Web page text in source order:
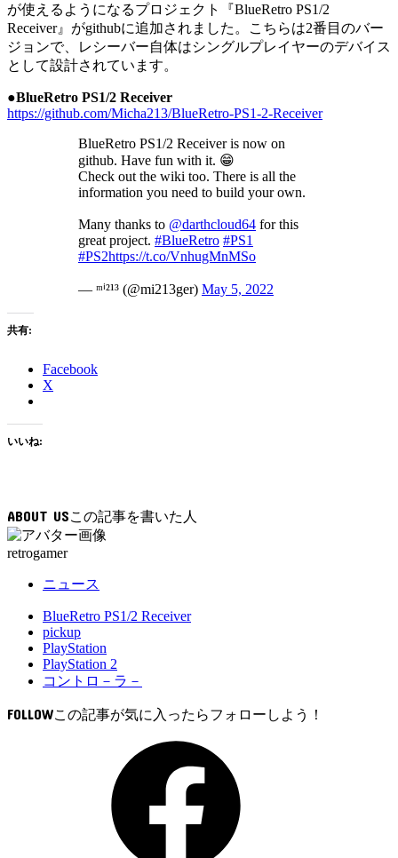
が使えるようになるプロジェクト『BlueRetro PS1/2
Receiver』がgithubに追加されました。こちらは2番目のバー
ジョンで、レシーバー自体はシングルプレイヤーのデバイス
として設計されています。
●BlueRetro PS1/2 Receiver
https://github.com/Micha213/BlueRetro-PS1-2-Receiver
BlueRetro PS1/2 Receiver is now on
github. Have fun with it. 😁
Check out the wiki too. There is all the
information you need to build your own.
Many thanks to @darthcloud64 for this
great project. #BlueRetro #PS1
#PS2https://t.co/VnhugMnMSo
— ᵐⁱ²¹³ (@mi213ger) May 5, 2022
共有:
Facebook
X
いいね:
ABOUT US
retrogamer
ニュース
BlueRetro PS1/2 Receiver
pickup
PlayStation
PlayStation 2
コントロ－ラ－
FOLLOW